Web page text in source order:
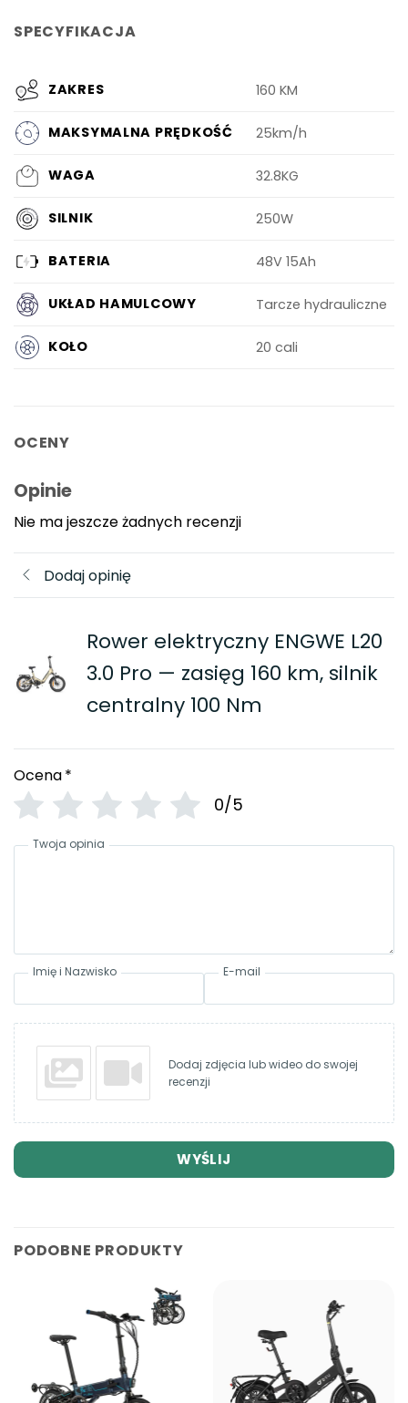
SPECYFIKACJA
ZAKRES 160 KM
MAKSYMALNA PRĘDKOŚĆ 25km/h
WAGA 32.8KG
SILNIK 250W
BATERIA 48V 15Ah
UKŁAD HAMULCOWY Tarcze hydrauliczne
KOŁO 20 cali
OCENY
Opinie
Nie ma jeszcze żadnych recenzji
Dodaj opinię
Rower elektryczny ENGWE L20
3.0 Pro — zasięg 160 km, silnik
centralny 100 Nm
Ocena*
0/5
Twoja opinia
Imię i Nazwisko E-mail
Dodaj zdjęcia lub wideo do swojej
recenzji
WYŚLIJ
PODOBNE PRODUKTY